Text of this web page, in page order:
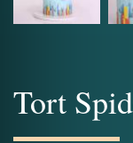
Tort